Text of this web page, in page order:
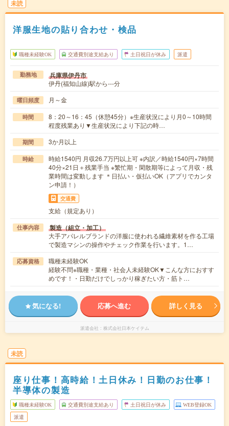
未読
洋服生地の貼り合わせ・検品
職種未経験OK 交通費別途支給あり 土日祝日が休み 派遣
勤務地 兵庫県伊丹市
伊丹(福知山線)駅から---分
曜日頻度 月～金
時間
8：20～16：45（休憩45分）※生産状況により月0～10時間
程度残業あり▼生産状況により下記の時…
期間 3か月以上
時給
時給1540円 月収26.7万円以上可 ※内訳／時給1540円×7時間
40分×21日＋残業手当 ※繁忙期・閑散期等によって月収・残
業時間は変動します ＊日払い・仮払いOK（アプリでカンタ
ン申請！）
交通費
支給（規定あり）
仕事内容 製造（組立・加工）
大手アパレルブランドの洋服に使われる繊維素材を作る工場
で製造マシンの操作やチェック作業を行います。1…
応募資格
職種未経験OK
経験不問※職種・業種・社会人未経験OK▼こんな方におすす
めです！・日勤だけでしっかり稼ぎたい方・筋ト…
気になる! 応募へ進む 詳しく見る
派遣会社 株式会社日本ケイテム
未読
座り仕事！高時給！土日休み！日勤のお仕事！
半導体の製造
職種未経験OK 交通費別途支給あり 土日祝日が休み WEB登録OK
派遣